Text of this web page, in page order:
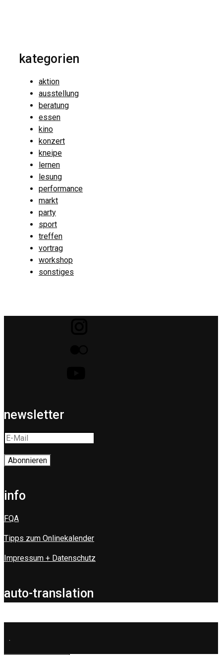
kategorien
aktion
ausstellung
beratung
essen
kino
konzert
kneipe
lernen
lesung
performance
markt
party
sport
treffen
vortrag
workshop
sonstiges
newsletter
info
FQA
Tipps zum Onlinekalender
Impressum + Datenschutz
auto-translation
.